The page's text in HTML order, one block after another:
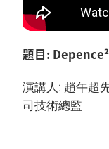
題目:
演講人: 趙午超
司技術總監